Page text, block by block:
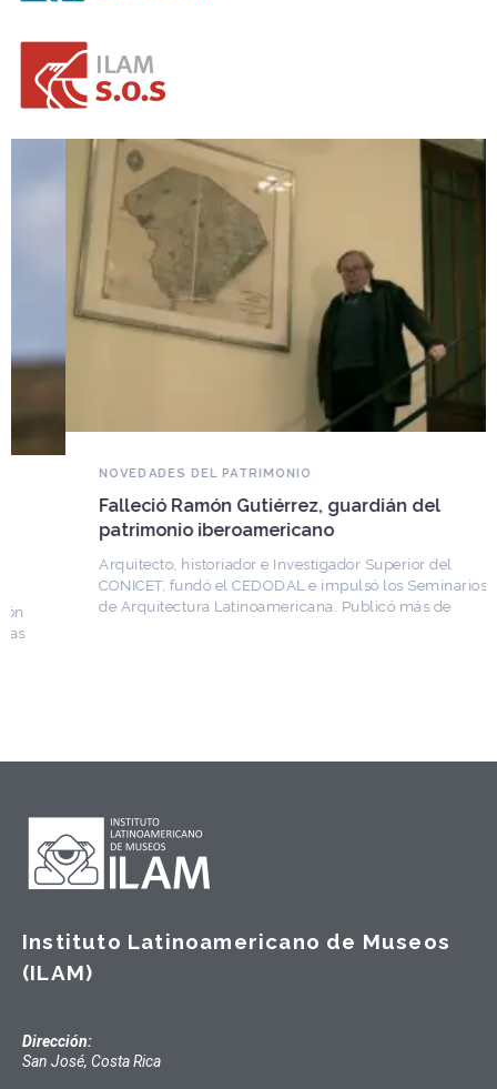
NOVEDADES DEL PATRIMONIO
Falleció Ramón Gutiérrez, guardián del
patrimonio iberoamericano
Arquitecto, historiador e Investigador Superior del
CONICET, fundó el CEDODAL e impulsó los Seminarios
de Arquitectura Latinoamericana. Publicó más de
Instituto Latinoamericano de Museos
(ILAM)
Dirección:
San José, Costa Rica